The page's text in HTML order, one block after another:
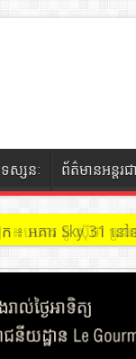
ទស្សនៈ ព័ត៌មានអន្តរជ
ក ៖ អគារ Sky 31